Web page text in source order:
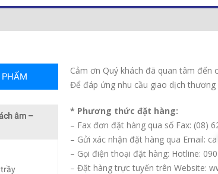
Cảm ơn Quý khách đã quan tâm đến
Để đáp ứng nhu cầu giao dịch
* Phương thức đặt hàng:
– Fax đơn đặt hàng qua số Fax: (08)
– Gửi xác nhận đặt hàng qua Email: ca
– Gọi điện thoại đặt hàng: Hotline:
– Đặt hàng trực tuyến trên Website:
âm –